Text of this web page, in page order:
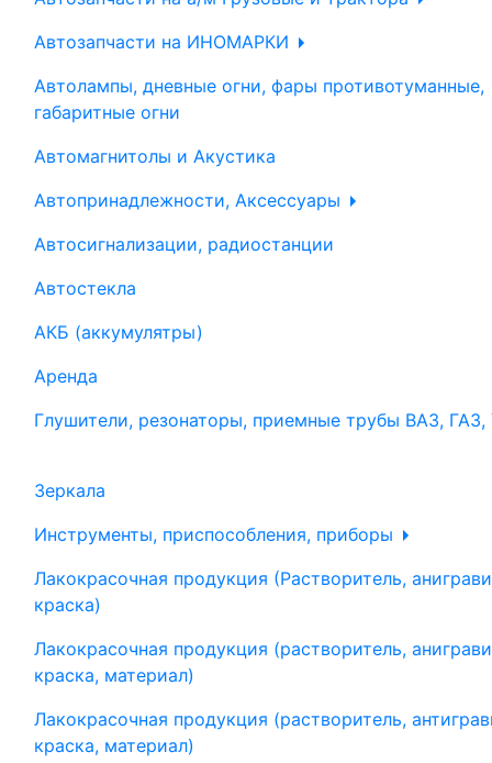
Автозапчасти на ИНОМАРКИ
Автолампы, дневные огни, фары противотуманные,
габаритные огни
Автомагнитолы и Акустика
Автопринадлежности, Аксессуары
Автосигнализации, радиостанции
Автостекла
АКБ (аккумулятры)
Аренда
Глушители, резонаторы, приемные трубы ВАЗ, ГАЗ,
Зеркала
Инструменты, приспособления, приборы
Лакокрасочная продукция (Растворитель,
краска)
Лакокрасочная продукция (растворитель,
краска, материал)
Лакокрасочная продукция (растворитель,
краска, материал)